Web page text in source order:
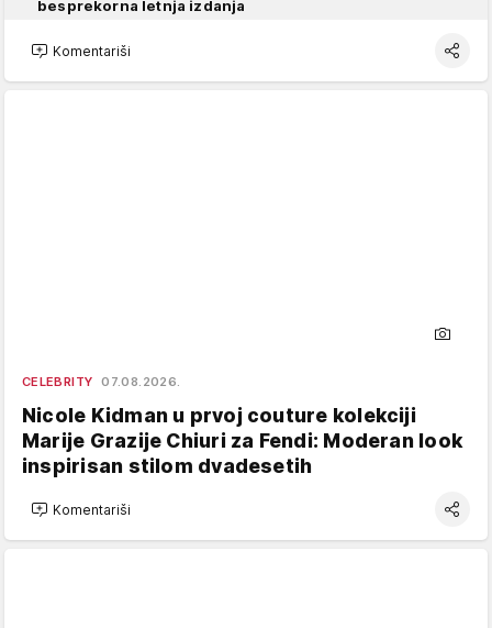
besprekorna letnja izdanja
Komentariši
CELEBRITY 07.08.2026.
Nicole Kidman u prvoj couture kolekciji
Marije Grazije Chiuri za Fendi: Moderan look
inspirisan stilom dvadesetih
Komentariši